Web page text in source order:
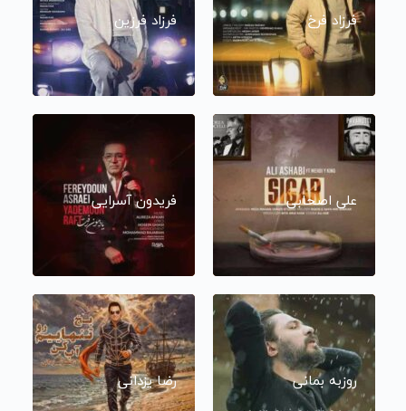
فرزاد فرخ فرزاد فرزین
علی اصحابی فریدون آسرایی
روزبه بمانی رضا یزدانی